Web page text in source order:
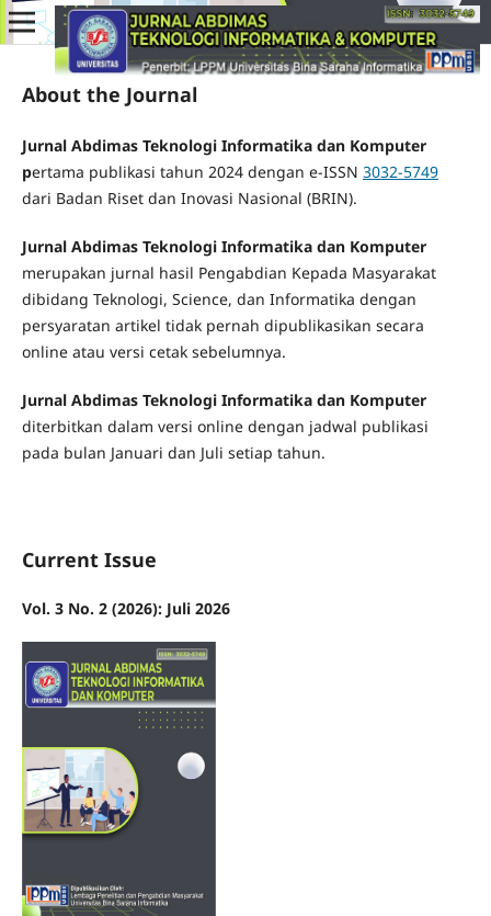
About the Journal
Jurnal Abdimas Teknologi Informatika dan Komputer
pertama publikasi tahun 2024 dengan e-ISSN 3032-5749
dari Badan Riset dan Inovasi Nasional (BRIN).
Jurnal Abdimas Teknologi Informatika dan Komputer
merupakan jurnal hasil Pengabdian Kepada Masyarakat
dibidang Teknologi, Science, dan Informatika dengan
persyaratan artikel tidak pernah dipublikasikan secara
online atau versi cetak sebelumnya.
Jurnal Abdimas Teknologi Informatika dan Komputer
diterbitkan dalam versi online dengan jadwal publikasi
pada bulan Januari dan Juli setiap tahun.
Current Issue
Vol. 3 No. 2 (2026): Juli 2026